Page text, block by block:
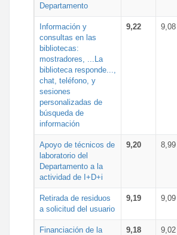
Departamento
Información y
consultas en las
bibliotecas:
mostradores, ...La
biblioteca responde...,
chat, teléfono, y
sesiones
personalizadas de
búsqueda de
información
9,22 9,08
Apoyo de técnicos de
laboratorio del
Departamento a la
actividad de I+D+i
9,20 8,99
Retirada de residuos
a solicitud del usuario
9,19 9,09
Financiación de la
9,18 9,02